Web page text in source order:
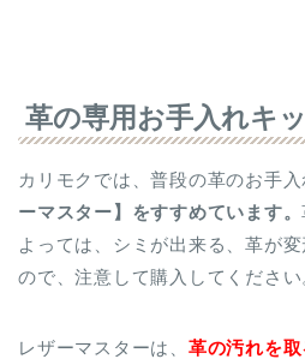
革の専用お手入れキ
カリモクでは、普段の革のお手入
ーマスター】をすすめています。
よっては、シミが出来る、革が
ので、注意して購入してください
レザーマスターは、 革の汚れを